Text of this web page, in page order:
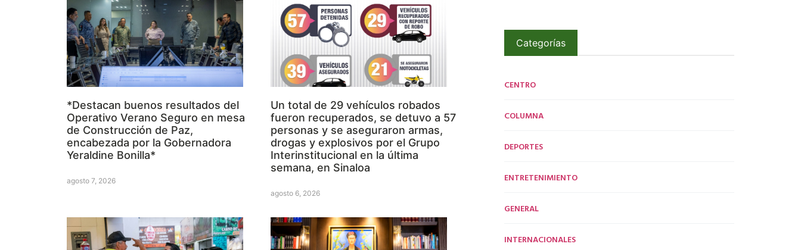
*Destacan buenos resultados del
Operativo Verano Seguro en mesa
de Construcción de Paz,
encabezada por la Gobernadora
Yeraldine Bonilla*
agosto 7, 2026
Un total de 29 vehículos robados
fueron recuperados, se detuvo a 57
personas y se aseguraron armas,
drogas y explosivos por el Grupo
Interinstitucional en la última
semana, en Sinaloa
agosto 6, 2026
Categorías
CENTRO
COLUMNA
DEPORTES
ENTRETENIMIENTO
GENERAL
INTERNACIONALES